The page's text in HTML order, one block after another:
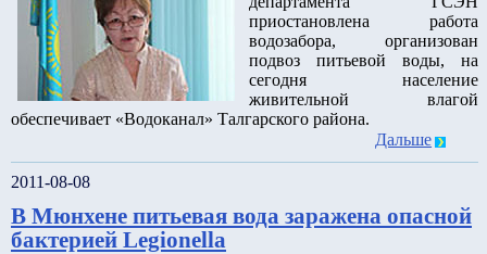
приостановлена работа
водозабора, организован
подвоз питьевой воды, на
сегодня население
живительной влагой
обеспечивает «Водоканал» Талгарского района.
Дальше
2011-08-08
В Мюнхене питьевая вода заражена опасной
бактерией Legionella